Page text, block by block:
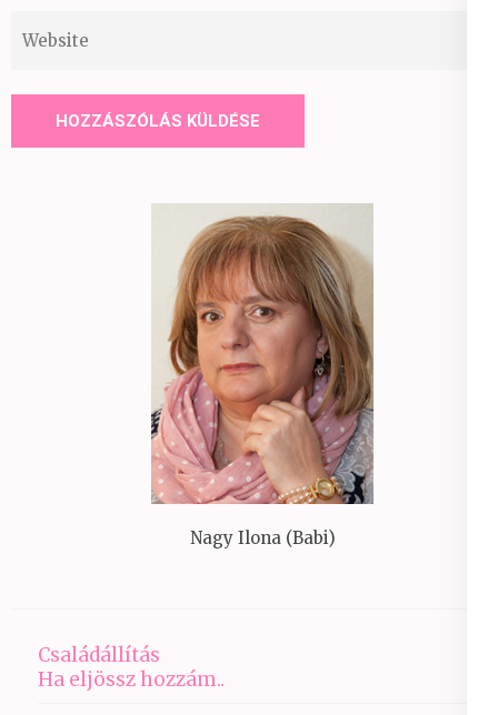
Nagy Ilona (Babi)
Családállítás
Ha eljössz hozzám..